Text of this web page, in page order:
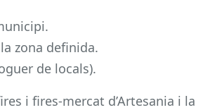
zona definida.
de locals).
i fires-mercat d’Artesania i la